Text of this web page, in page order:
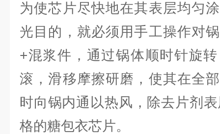
为使芯片尽快地在其表层均匀
光目的，就必须用手工操作对
+混浆件，通过锅体顺时针旋
滚，滑移摩擦研磨，使其在全
时向锅内通以热风，除去片剂
格的糖包衣芯片。